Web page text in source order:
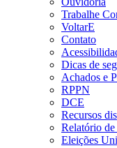
Trabalhe
VoltarE
Contato
Dicas de
Achados e
RPPN
DCE
Recursos
Relatório
Eleições